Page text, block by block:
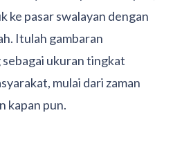
ke pasar swalayan dengan
Itulah gambaran
ukuran tingkat
mulai dari zaman
kapan pun.